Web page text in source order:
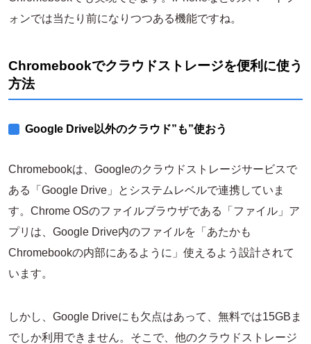
ォンでは当たり前になりつつある機能ですね。
Chromebookでクラウドストレージを便利に使う
方法
Google Drive以外のクラウド”も”使おう
Chromebookは、Googleのクラウドストレージサービスで
ある「Google Drive」とシステムレベルで連携していま
す。Chrome OSのファイルブラウザである「ファイル」ア
プリは、Google Drive内のファイルを「あたかも
Chromebookの内部にあるように」使えるよう設計されて
います。
しかし、Google Driveにも欠点はあって、無料では15GBま
でしか利用できません。そこで、他のクラウドストレージ